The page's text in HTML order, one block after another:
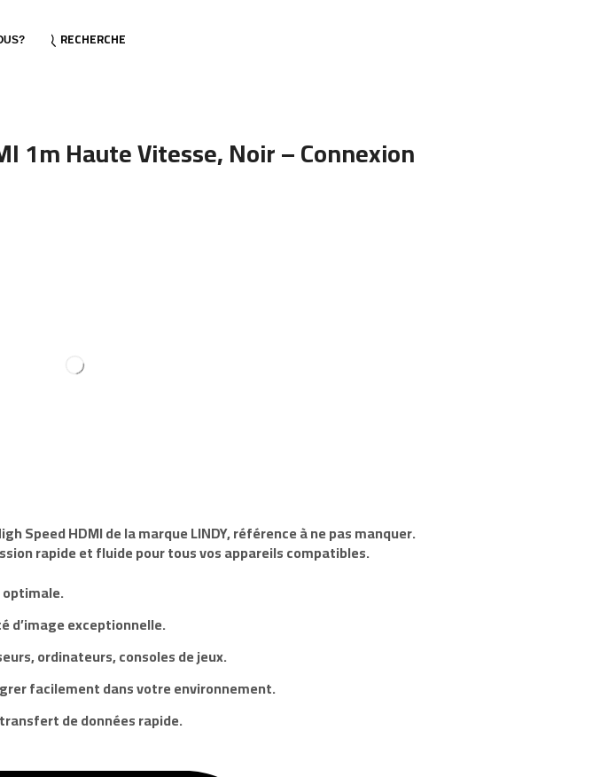
RECHERCHE
1m Haute Vitesse, Noir – Connexion
Speed HDMIde la marqueLINDY, référence à ne pas manquer.
rapide et fluide pour tous vos appareils compatibles.
d’image exceptionnelle.
ordinateurs, consoles de jeux.
facilement dans votre environnement.
de données rapide.